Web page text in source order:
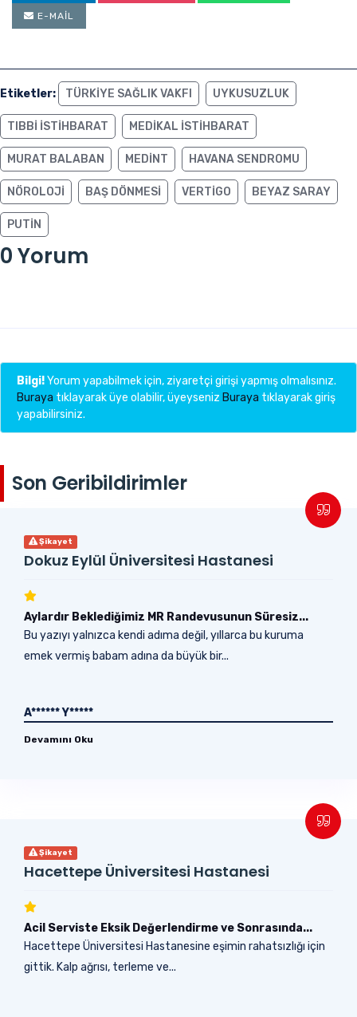
E-MAIL
Etiketler: TÜRKIYE SAĞLIK VAKFI UYKUSUZLUK
TIBBI ISTIHBARAT MEDIKAL ISTIHBARAT
MURAT BALABAN MEDINT HAVANA SENDROMU
NÖROLOJI BAŞ DÖNMESI VERTIGO BEYAZ SARAY
PUTIN
0 Yorum
Bilgi!Yorum yapabilmek için, ziyaretçi girişi yapmış olmalısınız.
Buraya tıklayarak üye olabilir, üyeyseniz Buraya tıklayarak giriş
yapabilirsiniz.
Son Geribildirimler
Şikayet
Dokuz Eylül Üniversitesi Hastanesi
Aylardır Beklediğimiz MR Randevusunun Süresiz...
Bu yazıyı yalnızca kendi adıma değil, yıllarca bu kuruma
emek vermiş babam adına da büyük bir...
A****** Y*****
Devamını Oku
Şikayet
Hacettepe Üniversitesi Hastanesi
Acil Serviste Eksik Değerlendirme ve Sonrasında...
Hacettepe Üniversitesi Hastanesine eşimin rahatsızlığı için
gittik. Kalp ağrısı, terleme ve...